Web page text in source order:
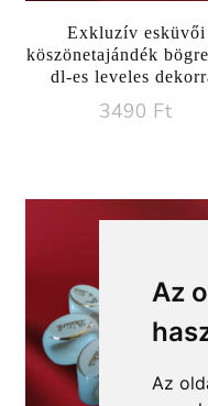
Az
Az
Exkluzív esküvői
köszönetajándék
dl-es leveles
3490 Ft